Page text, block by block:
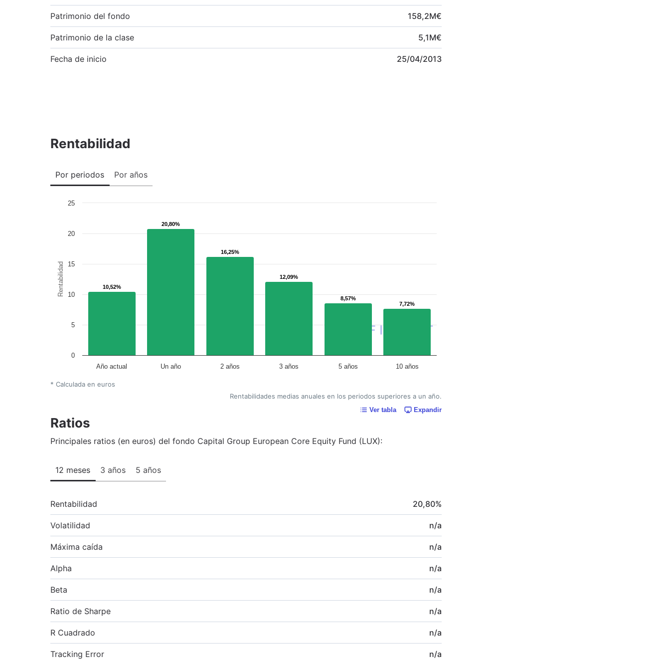
Patrimonio del fondo 158,2M€
Patrimonio de la clase 5,1M€
Fecha de inicio 25/04/2013
Rentabilidad
Por periodos Por años
Rentabilidad 10,52%
10,52%
20,80%
20,80%
16,25%
16,25%
12,09%
12,09%
8,57%
8,57%
7,72%
7,72%
Año actual Un año 2 años 3 años 5 años 10 años
0
5
10
15
20
25
* Calculada en euros
Rentabilidades medias anuales en los periodos superiores a un año.
Ver tabla Expandir
Ratios
Principales ratios (en euros) del fondo Capital Group European Core Equity Fund (LUX):
12 meses 3 años 5 años
Rentabilidad 20,80%
Volatilidad n/a
Máxima caída n/a
Alpha n/a
Beta n/a
Ratio de Sharpe n/a
R Cuadrado n/a
Tracking Error n/a